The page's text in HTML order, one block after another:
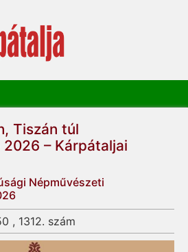
Tiszán túl
– Kárpátaljai
Népművészeti
, 1312. szám